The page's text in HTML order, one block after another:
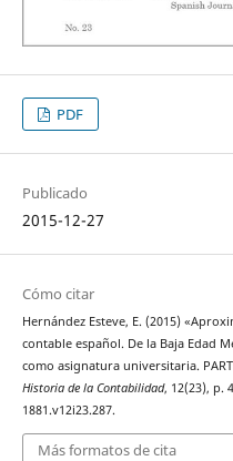
PDF
Publicado
2015-12-27
Cómo citar
Hernández Esteve, E. (2015)
contable español. De la Baja Edad
como asignatura universitaria.
Historia de la Contabilidad, 12(23), p.
1881.v12i23.287.
Más formatos de cita